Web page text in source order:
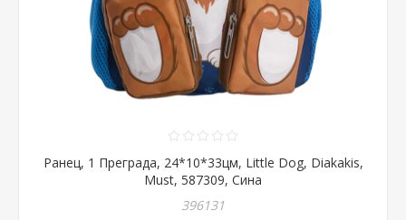
Ранец, 1 Преграда, 24*10*33цм, Little Dog, Diakakis,
Must, 587309, Сина
396131